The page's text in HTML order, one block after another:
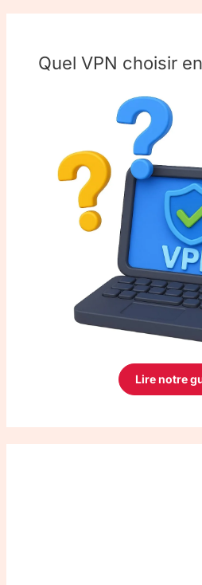
Quel VPN choisir
Lire notre